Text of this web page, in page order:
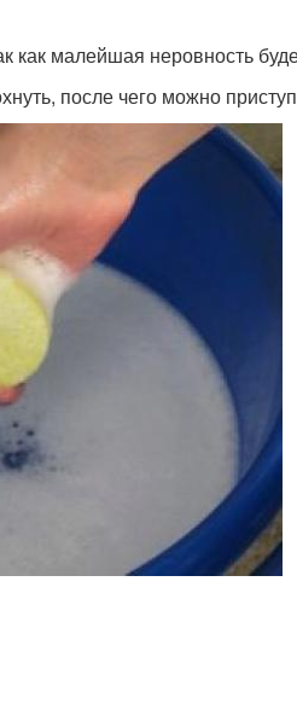
как малейшая неровность
после чего можно